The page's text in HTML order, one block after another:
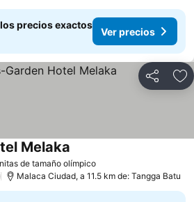
precios exactos
Ver precios
Compartir
de tamaño olímpicoVer precios
Melaka
Malaca Ciudad, a 11.5 km de: Tangga Batu